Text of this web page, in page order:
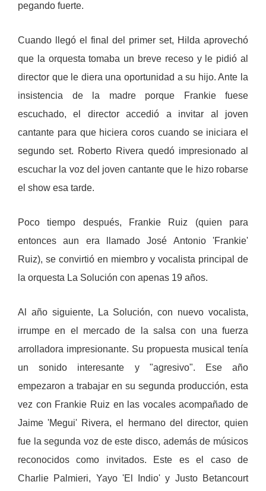
pegando fuerte.
Cuando llegó el final del primer set, Hilda aprovechó
que la orquesta tomaba un breve receso y le pidió al
director que le diera una oportunidad a su hijo. Ante la
insistencia de la madre porque Frankie fuese
escuchado, el director accedió a invitar al joven
cantante para que hiciera coros cuando se iniciara el
segundo set. Roberto Rivera quedó impresionado al
escuchar la voz del joven cantante que le hizo robarse
el show esa tarde.
Poco tiempo después, Frankie Ruiz (quien para
entonces aun era llamado José Antonio 'Frankie'
Ruiz), se convirtió en miembro y vocalista principal de
la orquesta La Solución con apenas 19 años.
Al año siguiente, La Solución, con nuevo vocalista,
irrumpe en el mercado de la salsa con una fuerza
arrolladora impresionante. Su propuesta musical tenía
un sonido interesante y "agresivo". Ese año
empezaron a trabajar en su segunda producción, esta
vez con Frankie Ruiz en las vocales acompañado de
Jaime 'Megui' Rivera, el hermano del director, quien
fue la segunda voz de este disco, además de músicos
reconocidos como invitados. Este es el caso de
Charlie Palmieri, Yayo 'El Indio' y Justo Betancourt